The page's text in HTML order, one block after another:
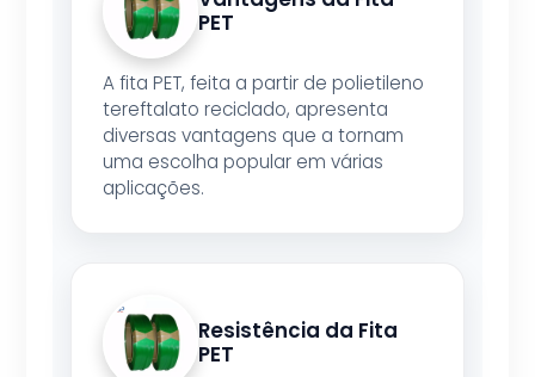
PET
A fita PET, feita a partir de polietileno
tereftalato reciclado, apresenta
diversas vantagens que a tornam
uma escolha popular em várias
aplicações.
Resistência da Fita
PET